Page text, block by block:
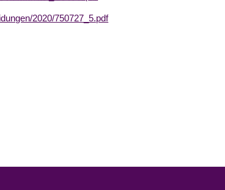
2020/750727_5.pdf